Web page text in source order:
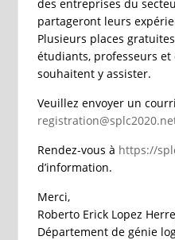
des entreprises du
partageront leurs
Plusieurs places
étudiants, professeurs et
souhaitent y assister.
Veuillez envoyer un
Rendez-vous à https://
d’information.
Merci,
Roberto Erick Lopez
Département de génie